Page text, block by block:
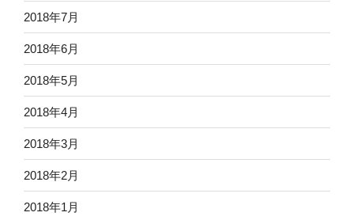
2018年7月
2018年6月
2018年5月
2018年4月
2018年3月
2018年2月
2018年1月